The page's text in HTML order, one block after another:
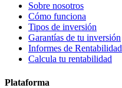
Sobre nosotros
Cómo funciona
Tipos de inversión
Garantías de tu inversión
Informes de Rentabilidad
Calcula tu rentabilidad
Plataforma